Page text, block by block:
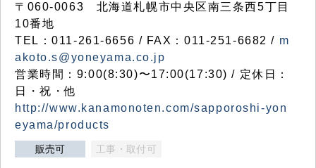
〒060-0063 北海道札幌市中央区南三条西5丁目
10番地
TEL：011-261-6656 / FAX：011-251-6682 / m
akoto.s@yoneyama.co.jp
営業時間：9:00(8:30)〜17:00(17:30) / 定休日：
日・祝・他
http://www.kanamonoten.com/sapporoshi-yon
eyama/products
販売可 工事・取付可